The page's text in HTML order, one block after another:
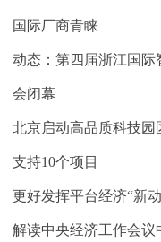
国际厂商青睐
动态：第四届浙江国际
会闭幕
北京启动高品质科技园
支持10个项目
更好发挥平台经济“新
解读中央经济工作会议